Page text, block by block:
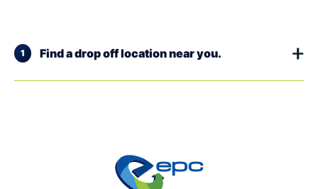
Find a drop off location near you.